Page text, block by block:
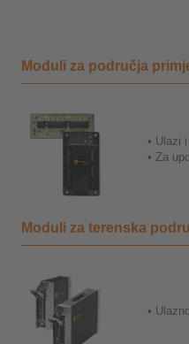
Moduli za područja
• Ulazi
• Za
Moduli za terenska
•